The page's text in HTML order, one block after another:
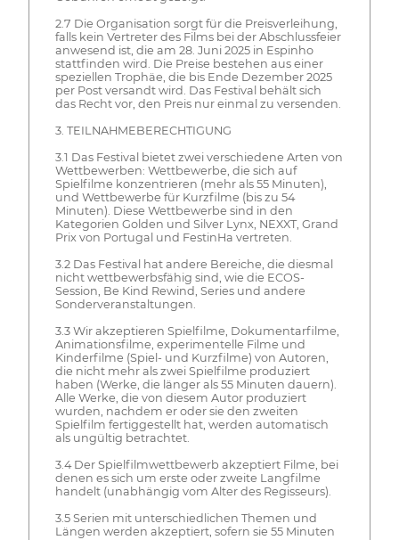
2.7 Die Organisation sorgt für die Preisverleihung,
falls kein Vertreter des Films bei der Abschlussfeier
anwesend ist, die am 28. Juni 2025 in Espinho
stattfinden wird. Die Preise bestehen aus einer
speziellen Trophäe, die bis Ende Dezember 2025
per Post versandt wird. Das Festival behält sich
das Recht vor, den Preis nur einmal zu versenden.
3. TEILNAHMEBERECHTIGUNG
3.1 Das Festival bietet zwei verschiedene Arten von
Wettbewerben: Wettbewerbe, die sich auf
Spielfilme konzentrieren (mehr als 55 Minuten),
und Wettbewerbe für Kurzfilme (bis zu 54
Minuten). Diese Wettbewerbe sind in den
Kategorien Golden und Silver Lynx, NEXXT, Grand
Prix von Portugal und FestinHa vertreten.
3.2 Das Festival hat andere Bereiche, die diesmal
nicht wettbewerbsfähig sind, wie die ECOS-
Session, Be Kind Rewind, Series und andere
Sonderveranstaltungen.
3.3 Wir akzeptieren Spielfilme, Dokumentarfilme,
Animationsfilme, experimentelle Filme und
Kinderfilme (Spiel- und Kurzfilme) von Autoren,
die nicht mehr als zwei Spielfilme produziert
haben (Werke, die länger als 55 Minuten dauern).
Alle Werke, die von diesem Autor produziert
wurden, nachdem er oder sie den zweiten
Spielfilm fertiggestellt hat, werden automatisch
als ungültig betrachtet.
3.4 Der Spielfilmwettbewerb akzeptiert Filme, bei
denen es sich um erste oder zweite Langfilme
handelt (unabhängig vom Alter des Regisseurs).
3.5 Serien mit unterschiedlichen Themen und
Längen werden akzeptiert, sofern sie 55 Minuten